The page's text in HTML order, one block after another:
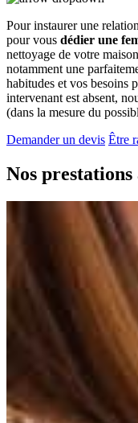
Pour instaurer une
pour vous dédier une
nettoyage de votre
notamment une
habitudes et vos besoins
intervenant est absent,
(dans la mesure du
Demander un devis Être
Nos prestations